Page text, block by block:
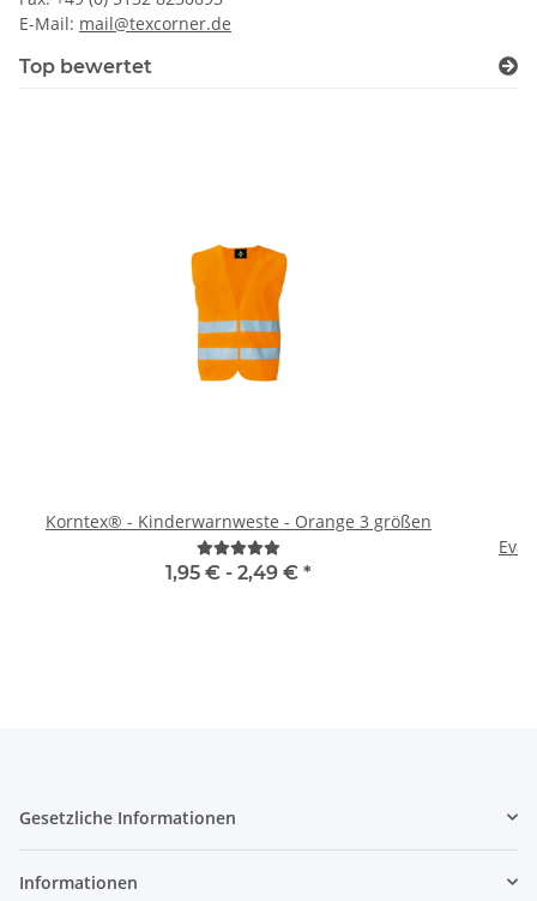
E-Mail: mail@texcorner.de
Top bewertet
Korntex® - Kinderwarnweste - Orange 3 größen
1,95 € - 2,49 € *
Gesetzliche Informationen
Informationen